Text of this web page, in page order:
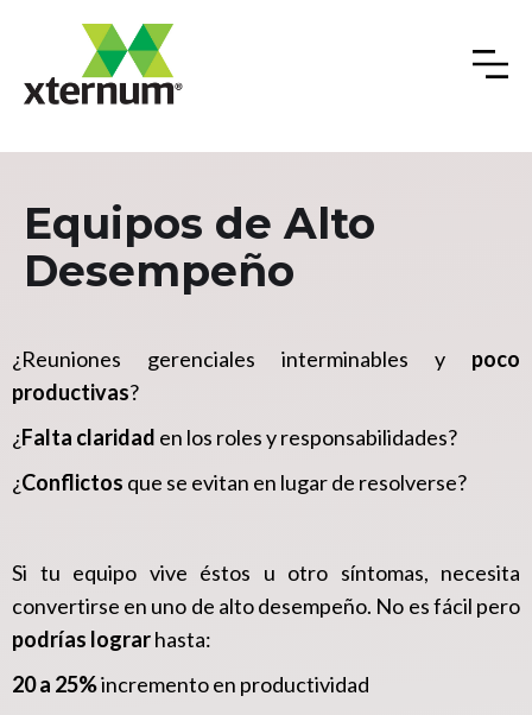
Equipos de Alto
Desempeño
¿Reuniones gerenciales interminables y poco
productivas?
¿Falta claridad en los roles y responsabilidades?
¿Conflictos que se evitan en lugar de resolverse?
Si tu equipo vive éstos u otro síntomas, necesita
convertirse en uno de alto desempeño. No es fácil pero
podrías lograrhasta:
20 a 25%incremento en productividad